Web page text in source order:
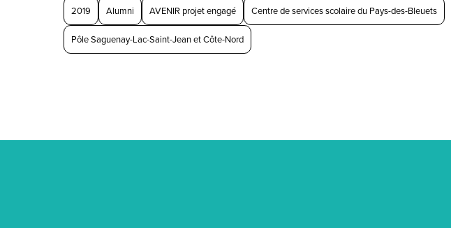
2019 Alumni AVENIR projet engagé Centre de services scolaire du Pays-des-Bleuets
Pôle Saguenay-Lac-Saint-Jean et Côte-Nord